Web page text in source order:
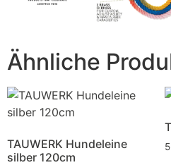
Ähnliche
TAUWERK Hundeleine
silber 120cm